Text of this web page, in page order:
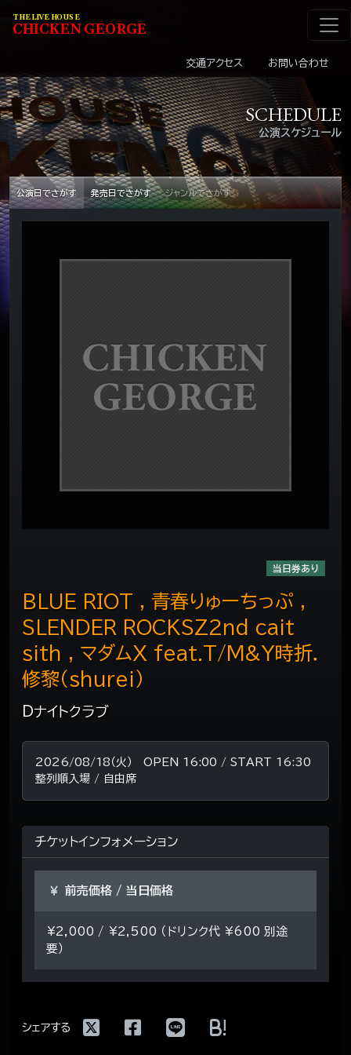
メインナビゲーショ
THE LIVE HOUSE
CHICKENGEORGE
交通アクセス お問い合わせ
公演スケジュール
SCHEDULE
公演日でさがす 発売日でさがす ジャンルでさがす
当日券あり
Dナイトクラブ
BLUE RIOT , 青春りゅーちっぷ ,
SLENDER ROCKSZ2nd cait
sith , マダムX feat.T/M&Y時折．
修黎（shurei）
2026/08/18（火） OPEN 16:00 / START 16:30
整列順入場 / 自由席
チケットインフォメーション
前売価格 / 当日価格
¥2,000 / ¥2,500 （ドリンク代 ¥600 別途
要）
シェアする !